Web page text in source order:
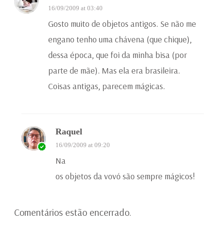
16/09/2009 at 03:40
Gosto muito de objetos antigos. Se não me
engano tenho uma chávena (que chique),
dessa época, que foi da minha bisa (por
parte de mãe). Mas ela era brasileira.
Coisas antigas, parecem mágicas.
Raquel
16/09/2009 at 09:20
Na
os objetos da vovó são sempre mágicos!
Comentários estão encerrado.